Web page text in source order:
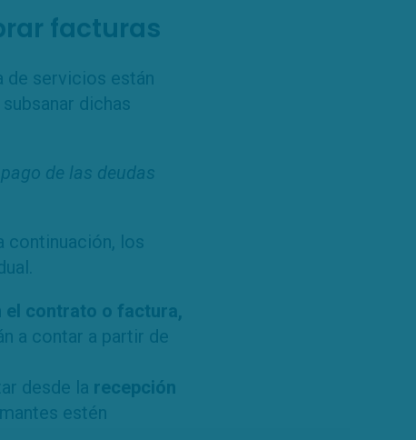
facturas
de servicios están
subsanar dichas
de las deudas
continuación, los
el contrato o factura,
a contar a partir de
desde la recepción
estén